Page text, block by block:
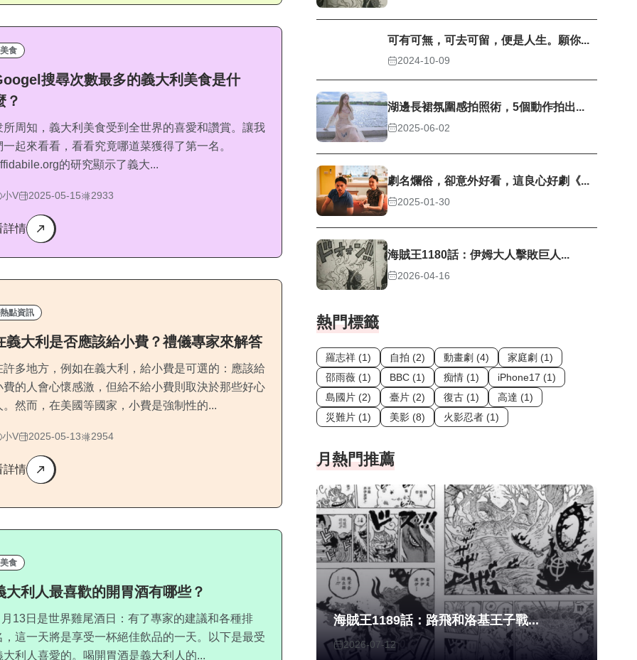
美食
搜尋次數最多的義大利美食是什
？
所周知，義大利美食受到全世界的喜愛和讚賞。讓我
一起來看看，看看究竟哪道菜獲得了第一名。
的研究顯示了義大...
小V 2025-05-15 2933
詳情
熱點資訊
義大利是否應該給小費？禮儀專家來解答
許多地方，例如在義大利，給小費是可選的：應該給
費的人會心懷感激，但給不給小費則取決於那些好心
。然而，在美國等國家，小費是強制性的...
小V 2025-05-13 2954
詳情
美食
大利人最喜歡的開胃酒有哪些？
13日是世界雞尾酒日：有了專家的建議和各種排
，這一天將是享受一杯絕佳飲品的一天。以下是最受
大利人喜愛的。喝開胃酒是義大利人的...
可有可無，可去可留，便是人生。願你...
2024-10-09
湖邊長裙氛圍感拍照術，5個動作拍出...
2025-06-02
劇名爛俗，卻意外好看，這良心好劇《...
2025-01-30
海賊王1180話：伊姆大人擊敗巨人...
2026-04-16
熱門標籤
羅志祥 (1) 自拍 (2) 動畫劇 (4)
家庭劇 (1)
邵雨薇 (1)
BBC (1) 痴情 (1)
iPhone17 (1)
島國片 (2)
臺片 (2) 復古 (1)
高達 (1)
災難片 (1)
美影 (8) 火影忍者 (1)
月熱門推薦
海賊王1189話：路飛和洛基王子戰...
2026-07-12